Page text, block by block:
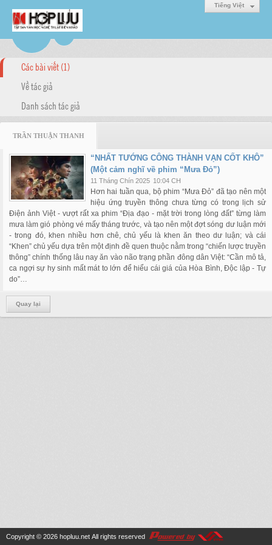
Tiếng Việt
Các bài viết (1)
Về tác giả
Danh sách tác giả
TRẦN THUẬN THANH
“NHẤT TƯỚNG CÔNG THÀNH VẠN CỐT KHÔ”
(Một cảm nghĩ về phim “Mưa Đỏ”)
11 Tháng Chín 2025 10:04 CH
Hơn hai tuần qua, bộ phim “Mưa Đỏ” đã tạo nên một
hiệu ứng truyền thông chưa từng có trong lịch sử
Điện ảnh Việt - vượt rất xa phim “Địa đạo - mặt trời trong lòng đất” từng làm
mưa làm gió phòng vé mấy tháng trước, và tạo nên một đợt sóng dư luận mới
- trong đó, khen nhiều hơn chê, chủ yếu là khen ăn theo dư luận; và cái
“Khen” chủ yếu dựa trên một định đề quen thuộc nằm trong “chiến lược truyền
thông” chính thống lâu nay ăn vào não trạng phần đông dân Việt: “Cần mô tả,
ca ngợi sự hy sinh mất mát to lớn để hiểu cái giá của Hòa Bình, Độc lập - Tự
do”…
Quay lại
Copyright © 2026 hopluu.net All rights reserved